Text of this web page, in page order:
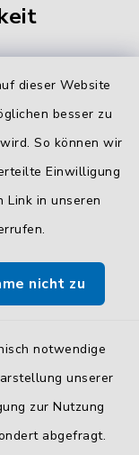
dieser Website
besser zu
So können wir
Einwilligung
Link in unseren
nicht zu
notwendige
unserer
zur Nutzung
abgefragt.
verwenden.